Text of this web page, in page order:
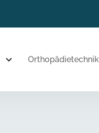
Orthopädietechnik